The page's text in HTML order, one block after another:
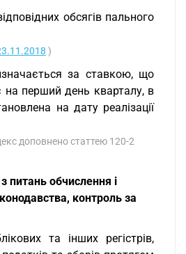
обсягів пального
)
за ставкою, що
на перший день кварталу, в
на дату реалізації
доповнено статтею 120-2
питань обчислення і
контроль за
та інших регістрів,